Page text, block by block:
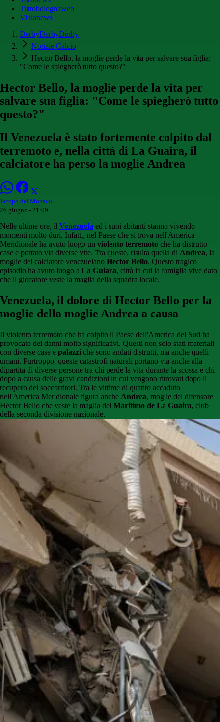
Tuttobolognaweb
Violanews
DerbyDerbyDerby
Notizie Calcio
Hector Bello, la moglie perde la vita per salvare sua figlia:
"Come le spiegherò tutto questo?"
Hector Bello, la moglie perde la vita per
salvare sua figlia: "Come le spiegherò tutto
questo?"
Il Venezuela è stato fortemente colpito dal
terremoto e, nella città di La Guaira, il
calciatore ha perso la moglie Andrea
Jacopo del Monaco
26 giugno - 21:09
Nelle ultime ore, il Venezuela ed i suoi abitanti stanno vivendo
momenti molto duri. Infatti, nel Paese che si trova nell'America
Meridionale ha avuto luogo un violento terremoto che ha distrutto
case e portato via diverse vite. Tra queste, risulta quella di Andrea, la
moglie del calciatore venezuelano Hector Bello. Questo tragico
episodio ha avuto luogo a La Guiara, città in cui la famiglia vive dato
che il giocatore veste la maglia della squadra locale.
Venezuela, il dolore di Hector Bello per la
moglie della moglie Andrea a causa
Il violento terremoto che ha colpito il Paese dell'America del Sud ha
provocato dei danni molto significativi. Questi non solo stati materiali
con diverse case e palazzi che sono andati distrutti, ma anche quelli
umani. Purtroppo, queste catastrofi naturali portano via anche alla
dipartita di diverse persone tra chi perde la vita durante la scossa e chi
dopo a causa delle gravi condizioni in cui vengono ritrovati dopo il
recupero dei soccorritori. Tra le vittime di quanto accaduto
nell'America Meridionale figura anche Andrea, moglie del difensore
Hector Bello che veste la maglia del Maritimo de La Guaira, club
della seconda divisione nazionale.